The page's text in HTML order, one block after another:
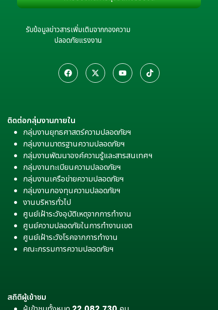
รับข้อมูลข่าวสารเพิ่มเติมจากกองความ
ปลอดภัยแรงงาน
ติดต่อกลุ่มงานภายใน
กลุ่มงานยุทธศาสตร์ความปลอดภัยฯ
กลุ่มงานมาตรฐานความปลอดภัยฯ
กลุ่มงานพัฒนาองค์ความรู้และสารสนเทศฯ
กลุ่มงานทะเบียนความปลอดภัยฯ
กลุ่มงานเครือข่ายความปลอดภัยฯ
กลุ่มงานกองทุนความปลอดภัยฯ
งานบริหารทั่วไป
ศูนย์เฝ้าระวังอุบัติเหตุจากการทำงาน
ศูนย์ความปลอดภัยในการทำงานเขต
ศูนย์เฝ้าระวังโรคจากการทำงาน
คณะกรรมการความปลอดภัยฯ
สถิติผู้เข้าชม